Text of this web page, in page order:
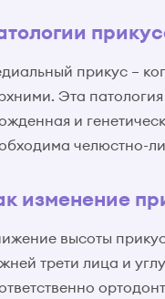
прикус –
Эта
и
челюстно-
изменение
высоты
трети лица и